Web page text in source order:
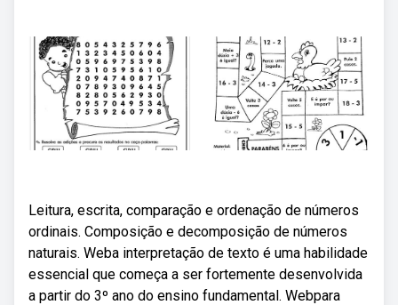
Leitura, escrita, comparação e ordenação de números
ordinais. Composição e decomposição de números
naturais. Weba interpretação de texto é uma habilidade
essencial que começa a ser fortemente desenvolvida
a partir do 3º ano do ensino fundamental. Webpara